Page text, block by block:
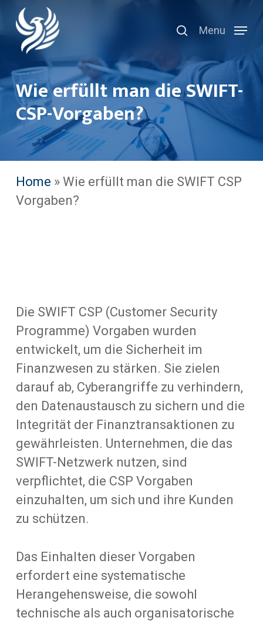
Skip
main
content
search
Menu
Wie erfüllt man die SWIFT-
CSP-Vorgaben?
Home » Wie erfüllt man die SWIFT CSP
Vorgaben?
Die SWIFT CSP (Customer Security
Programme) Vorgaben wurden
entwickelt, um die Sicherheit im
Finanzwesen zu stärken. Sie zielen
darauf ab, Cyberangriffe zu verhindern,
den Datenaustausch zu sichern und die
Integrität der Finanztransaktionen zu
gewährleisten. Unternehmen, die das
SWIFT-Netzwerk nutzen, sind
verpflichtet, die CSP Vorgaben
einzuhalten, um sich und ihre Kunden
zu schützen.
Das Einhalten dieser Vorgaben
erfordert eine systematische
Herangehensweise, die sowohl
technische als auch organisatorische